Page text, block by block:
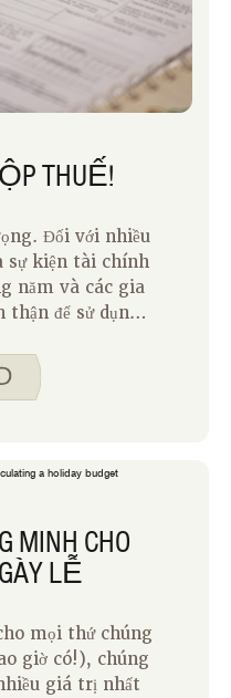
THUẾ!
Đối với nhiều
sự kiện tài chính
năm và các gia
thận để sử dụng
MINH CHO
LỄ
mọi thứ chúng
giờ có!), chúng
giá trị nhất